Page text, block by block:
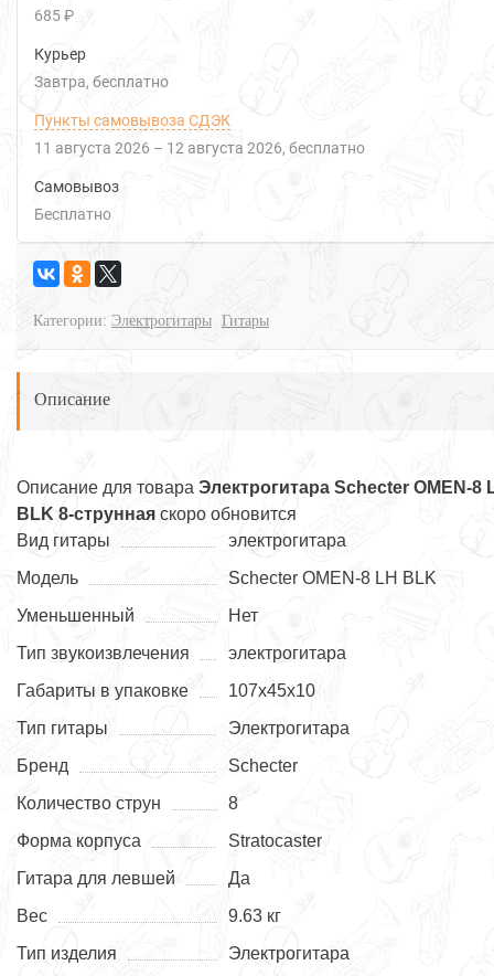
685 ₽
Курьер
Завтра
Бесплатно
Пункты самовывоза СДЭК
11 августа 2026 – 12 августа 2026 Бесплатно
Самовывоз
Бесплатно
Категории: Электрогитары Гитары
Описание
Описание для товара Электрогитара Schecter OMEN-8
BLK 8-струнная скоро обновится
Вид гитары
электрогитара
Модель
Schecter OMEN-8 LH BLK
Уменьшенный
Нет
Тип звукоизвлечения
электрогитара
Габариты в упаковке
107x45x10
Тип гитары
Электрогитара
Бренд
Schecter
Количество струн
8
Форма корпуса
Stratocaster
Гитара для левшей
Да
Вес
9.63 кг
Тип изделия
Электрогитара